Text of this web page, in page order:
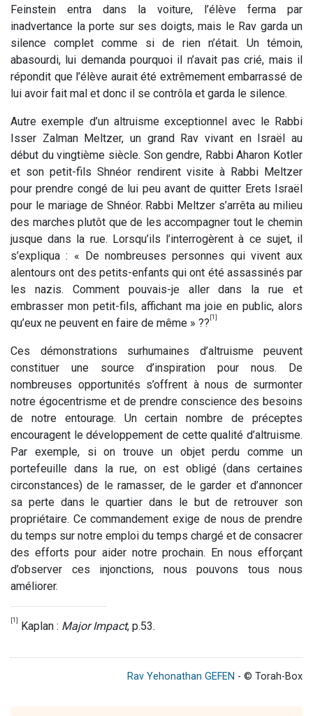
Feinstein entra dans la voiture, l’élève ferma par
inadvertance la porte sur ses doigts, mais le Rav garda un
silence complet comme si de rien n’était. Un témoin,
abasourdi, lui demanda pourquoi il n’avait pas crié, mais il
répondit que l’élève aurait été extrêmement embarrassé de
lui avoir fait mal et donc il se contrôla et garda le silence.
Autre exemple d’un altruisme exceptionnel avec le Rabbi
Isser Zalman Meltzer, un grand Rav vivant en Israël au
début du vingtième siècle. Son gendre, Rabbi Aharon Kotler
et son petit-fils Shnéor rendirent visite à Rabbi Meltzer
pour prendre congé de lui peu avant de quitter Erets Israël
pour le mariage de Shnéor. Rabbi Meltzer s’arrêta au milieu
des marches plutôt que de les accompagner tout le chemin
jusque dans la rue. Lorsqu’ils l’interrogèrent à ce sujet, il
s’expliqua : « De nombreuses personnes qui vivent aux
alentours ont des petits-enfants qui ont été assassinés par
les nazis. Comment pouvais-je aller dans la rue et
embrasser mon petit-fils, affichant ma joie en public, alors
qu’eux ne peuvent en faire de même » ?? [1]
Ces démonstrations surhumaines d’altruisme peuvent
constituer une source d’inspiration pour nous. De
nombreuses opportunités s’offrent à nous de surmonter
notre égocentrisme et de prendre conscience des besoins
de notre entourage. Un certain nombre de préceptes
encouragent le développement de cette qualité d’altruisme.
Par exemple, si on trouve un objet perdu comme un
portefeuille dans la rue, on est obligé (dans certaines
circonstances) de le ramasser, de le garder et d’annoncer
sa perte dans le quartier dans le but de retrouver son
propriétaire. Ce commandement exige de nous de prendre
du temps sur notre emploi du temps chargé et de consacrer
des efforts pour aider notre prochain. En nous efforçant
d’observer ces injonctions, nous pouvons tous nous
améliorer.
[1] Kaplan : Major Impact, p.53.
Rav Yehonathan GEFEN - © Torah-Box